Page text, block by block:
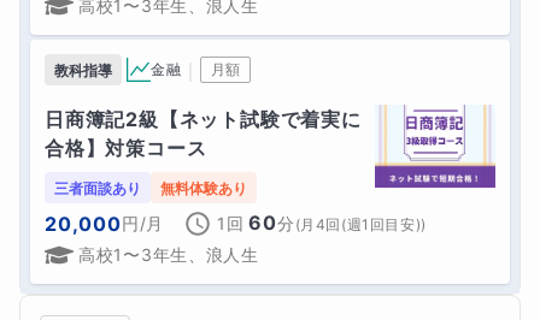
高校1〜3年生、浪人生
教科指導 金融 月額
日商簿記2級【ネット試験で着実に
合格】対策コース
三者面談あり 無料体験あり
20,000円/月 1回 60分 (月4回(週1回目安))
高校1〜3年生、浪人生